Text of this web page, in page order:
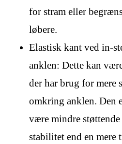
for stram eller
løbere.
Elastisk kant ved in-
anklen: Dette kan
der har brug for mere
omkring anklen. Den
være mindre
stabilitet end en mere